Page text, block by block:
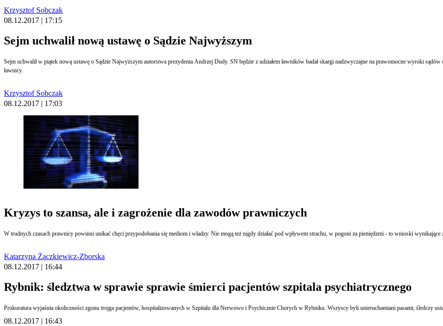
Krzysztof Sobczak
08.12.2017 | 17:15
Sejm uchwalił nową ustawę o Sądzie Najwyższym
Sejm uchwalił w piątek nową ustawę o Sądzie Najwyższym autorstwa prezydenta Andrzej Dudy. SN będzie z udziałem ławników badał skargi nadzwyczajne na prawomocne wyroki sądów od 1997 r. Powstanie w nim autonomiczna Izba Dyscyplinarna, w której też będą orzekać
ławnicy.
Krzysztof Sobczak
08.12.2017 | 17:03
Kryzys to szansa, ale i zagrożenie dla zawodów prawniczych
W trudnych czasach prawnicy powinni unikać chęci przypodobania się mediom i władzy. Nie mogą też nigdy działać pod wpływem strachu, w pogoni za pieniędzmi - to wnioski
Katarzyna Żaczkiewicz-Zborska
08.12.2017 | 16:44
Rybnik: śledztwa w sprawie sprawie śmierci pacjentów szpitala psychiatrycznego
Prokuratura wyjaśnia okoliczności zgonu trojga pacjentów, hospitalizowanych w Szpitalu dla Nerwowo i Psychicznie Chorych w Rybniku. Wszyscy byli unieruchamiani pasami; śledczy
08.12.2017 | 16:43